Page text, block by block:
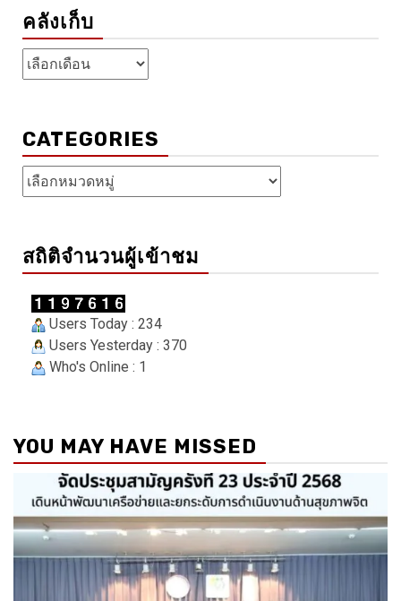
คลังเก็บ
คลัง
เก็บ
CATEGORIES
Categories
สถิติจำนวนผู้เข้าชม
Users Today : 234
Users Yesterday : 370
Who's Online : 1
YOU MAY HAVE MISSED